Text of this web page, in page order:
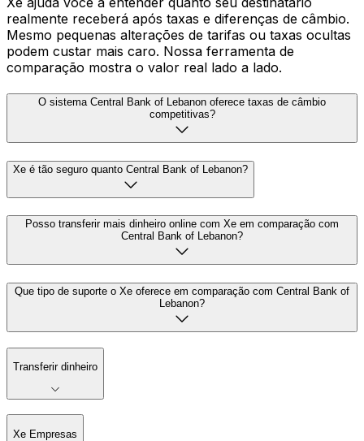
realmente receberá após taxas e diferenças de câmbio.
Mesmo pequenas alterações de tarifas ou taxas ocultas
podem custar mais caro. Nossa ferramenta de
comparação mostra o valor real lado a lado.
O sistema Central Bank of Lebanon oferece taxas de câmbio
competitivas?
Xe é tão seguro quanto Central Bank of Lebanon?
Posso transferir mais dinheiro online com Xe em comparação com
Central Bank of Lebanon?
Que tipo de suporte o Xe oferece em comparação com Central Bank of
Lebanon?
Transferir dinheiro
Xe Empresas